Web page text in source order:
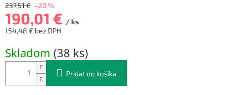
237,51 € –20 %
190,01 € / ks
154,48 € bez DPH
cena:
Skladom (38 ks)
Pridať do košíka